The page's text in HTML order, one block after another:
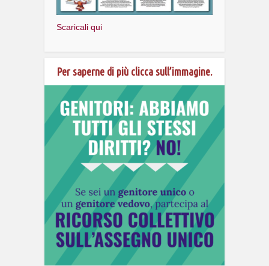
Scaricali qui
Per saperne di più clicca sull’immagine.